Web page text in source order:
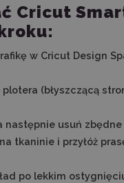
Cricut
w Cricut Design
(błyszczącą
następnie usuń
tkaninie i przyłóż
po lekkim